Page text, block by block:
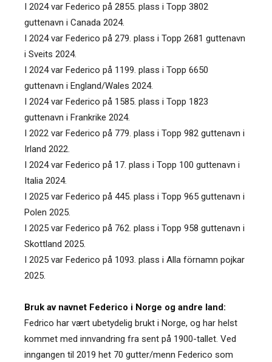
I 2024 var Federico på 2855. plass i Topp 3802
guttenavn i Canada 2024.
I 2024 var Federico på 279. plass i Topp 2681 guttenavn
i Sveits 2024.
I 2024 var Federico på 1199. plass i Topp 6650
guttenavn i England/Wales 2024.
I 2024 var Federico på 1585. plass i Topp 1823
guttenavn i Frankrike 2024.
I 2022 var Federico på 779. plass i Topp 982 guttenavn i
Irland 2022.
I 2024 var Federico på 17. plass i Topp 100 guttenavn i
Italia 2024.
I 2025 var Federico på 445. plass i Topp 965 guttenavn i
Polen 2025.
I 2025 var Federico på 762. plass i Topp 958 guttenavn i
Skottland 2025.
I 2025 var Federico på 1093. plass i Alla förnamn pojkar
2025.
Bruk av navnet Federico i Norge og andre land:
Fedrico har vært ubetydelig brukt i Norge, og har helst
kommet med innvandring fra sent på 1900-tallet. Ved
inngangen til 2019 het 70 gutter/menn Federico som